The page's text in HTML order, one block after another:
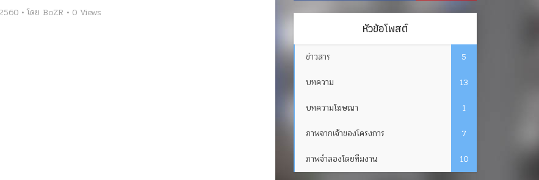
โดย BoZR 0 Views
หัวข้อโพสต์
ข่าวสาร
5
บทความ
13
บทความโฆษณา
1
ภาพจากเจ้าของโครงการ
7
ภาพจำลองโดยทีมงาน
10